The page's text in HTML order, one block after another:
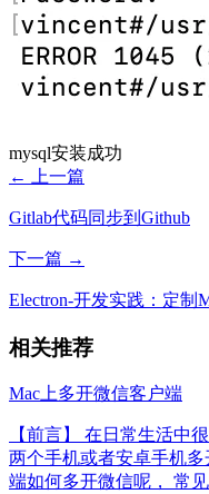
mysql安装成功
← 上一篇
Gitlab代码同步到Github
下一篇 →
Electron-开发实践：定制
相关推荐
Mac上多开微信客户端
【前言】 在日常生活中
两个手机或者安卓手机
端如何多开微信呢， 常